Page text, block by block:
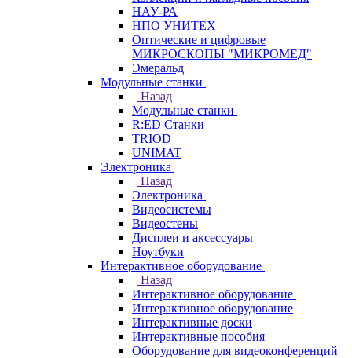
НАУ-РА
НПО УНИТЕХ
Оптические и цифровые
МИКРОСКОПЫ "МИКРОМЕД"
Эмеральд
Модульные станки
Назад
Модульные станки
R:ED Станки
TRIOD
UNIMAT
Электроника
Назад
Электроника
Видеосистемы
Видеостены
Дисплеи и аксессуары
Ноутбуки
Интерактивное оборудование
Назад
Интерактивное оборудование
Интерактивное оборудование
Интерактивные доски
Интерактивные пособия
Оборудование для видеоконференций